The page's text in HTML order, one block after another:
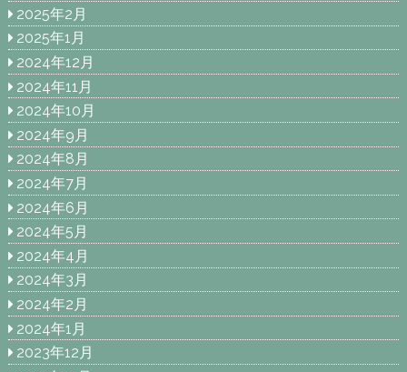
2025年2月
2025年1月
2024年12月
2024年11月
2024年10月
2024年9月
2024年8月
2024年7月
2024年6月
2024年5月
2024年4月
2024年3月
2024年2月
2024年1月
2023年12月